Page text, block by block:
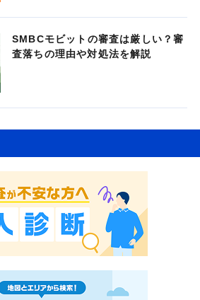
SMBCモビットの審査は厳しい？審
査落ちの理由や対処法を解説